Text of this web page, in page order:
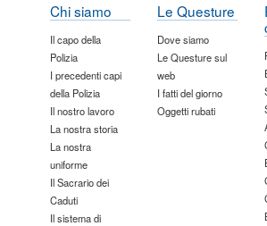
Chi siamo
Il capo della
Polizia
I precedenti capi
della Polizia
Il nostro lavoro
La nostra storia
La nostra
uniforme
Il Sacrario dei
Caduti
Il sistema di
Le Questure
Dove siamo
Le Questure sul
web
I fatti del giorno
Oggetti rubati